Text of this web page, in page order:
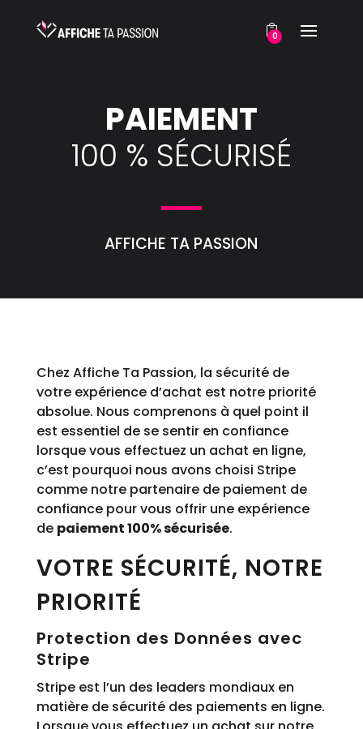
0
PAIEMENT
100 % SÉCURISÉ
AFFICHE TA PASSION
Chez Affiche Ta Passion, la sécurité de
votre expérience d’achat est notre priorité
absolue. Nous comprenons à quel point il
est essentiel de se sentir en confiance
lorsque vous effectuez un achat en ligne,
c’est pourquoi nous avons choisi Stripe
comme notre partenaire de paiement de
confiance pour vous offrir une expérience
de paiement 100% sécurisée.
VOTRE SÉCURITÉ, NOTRE
PRIORITÉ
Protection des Données avec
Stripe
Stripe est l’un des leaders mondiaux en
matière de sécurité des paiements en ligne.